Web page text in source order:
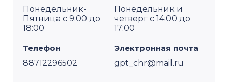
Понедельник-
Пятница с 9:00 до
18:00
Понедельник и
четверг с 14:00 до
17:00
Телефон
88712296502
Электронная почта
gpt_chr@mail.ru